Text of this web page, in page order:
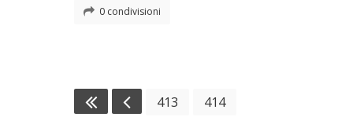
0 condivisioni
413
414